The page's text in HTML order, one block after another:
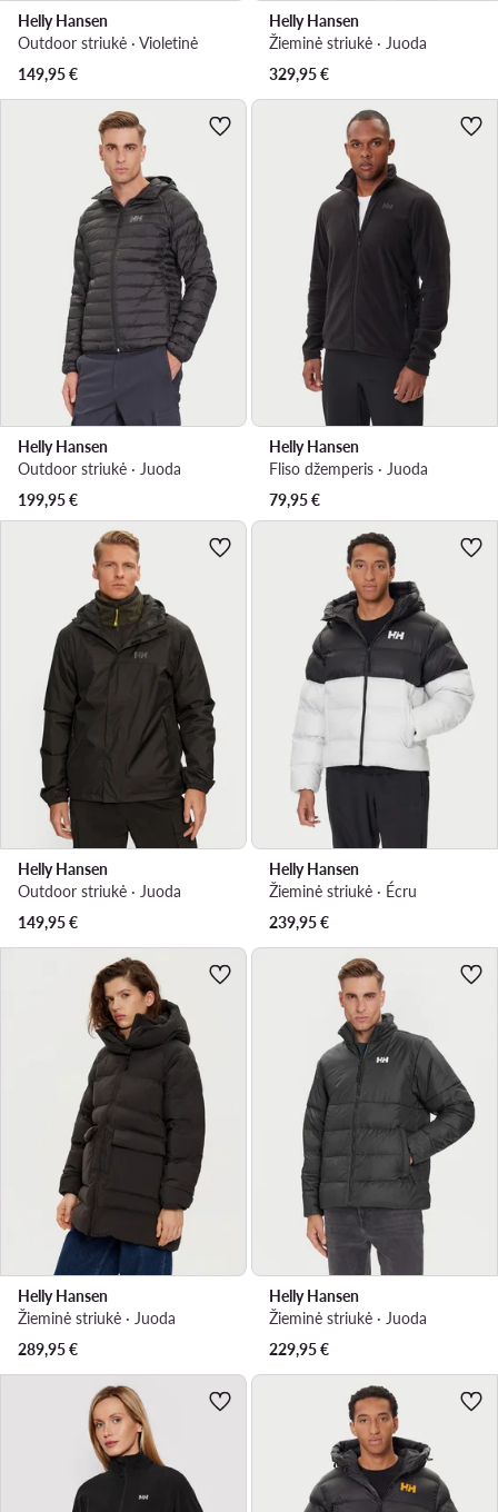
Helly Hansen
Outdoor striukė · Violetinė
149,95€
Helly Hansen
Žieminė striukė · Juoda
329,95€
Helly Hansen
Outdoor striukė · Juoda
199,95€
Helly Hansen
Fliso džemperis · Juoda
79,95€
Helly Hansen
Outdoor striukė · Juoda
149,95€
Helly Hansen
Žieminė striukė · Écru
239,95€
Helly Hansen
Žieminė striukė · Juoda
289,95€
Helly Hansen
Žieminė striukė · Juoda
229,95€